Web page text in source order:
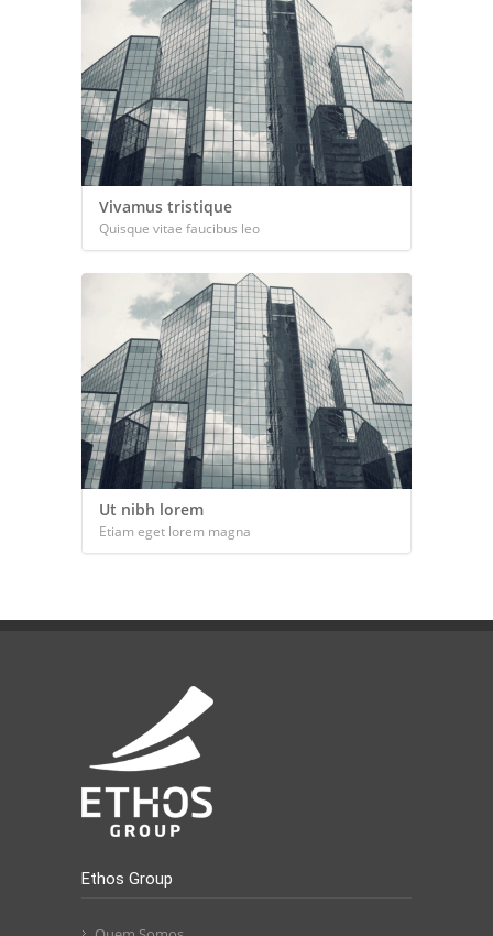
Vivamus tristique
Quisque vitae faucibus leo
Ut nibh lorem
Etiam eget lorem magna
Ethos Group